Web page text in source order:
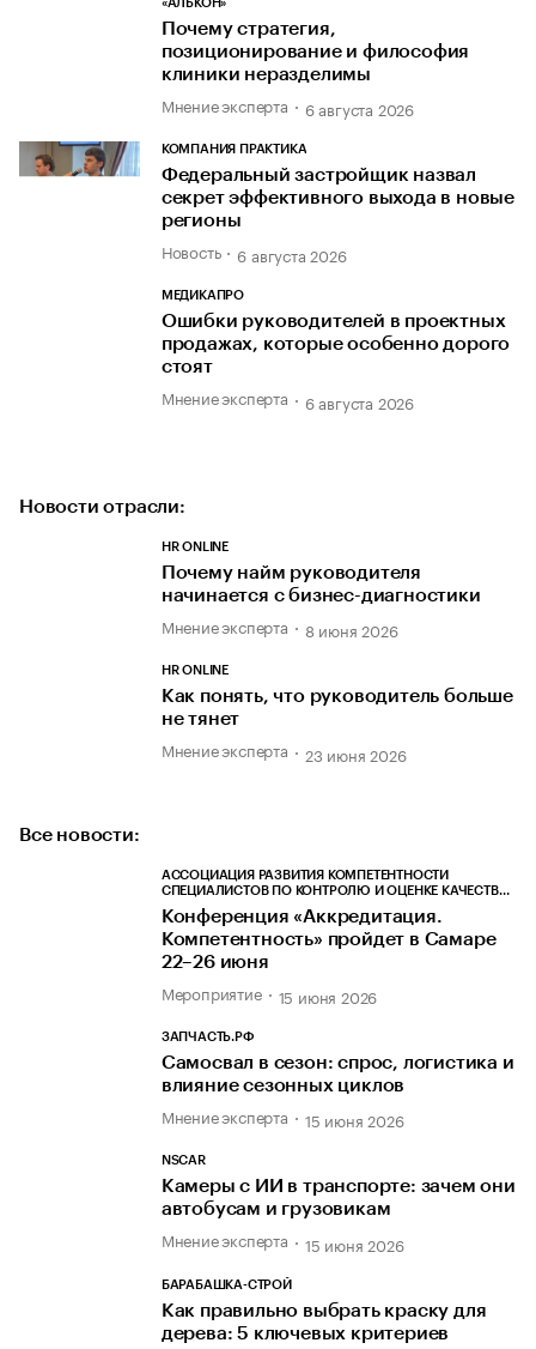
«АЛЬКОН»
Почему стратегия,
позиционирование и философия
клиники неразделимы
Мнение эксперта 6 августа 2026
КОМПАНИЯ ПРАКТИКА
Федеральный застройщик назвал
секрет эффективного выхода в новые
регионы
Новость 6 августа 2026
МЕДИКАПРО
Ошибки руководителей в проектных
продажах, которые особенно дорого
стоят
Мнение эксперта 6 августа 2026
Новости отрасли:
HR ONLINE
Почему найм руководителя
начинается с бизнес-диагностики
Мнение эксперта 8 июня 2026
HR ONLINE
Как понять, что руководитель больше
не тянет
Мнение эксперта 23 июня 2026
Все новости:
АССОЦИАЦИЯ РАЗВИТИЯ КОМПЕТЕНТНОСТИ
СПЕЦИАЛИСТОВ ПО КОНТРОЛЮ И ОЦЕНКЕ КАЧЕСТВА
ПРОДУКЦИИ «КОМПЕТЕНТНОСТЬ И КАЧЕСТВО»
Конференция «Аккредитация.
Компетентность» пройдет в Самаре
22–26 июня
Мероприятие 15 июня 2026
ЗАПЧАСТЬ.РФ
Самосвал в сезон: спрос, логистика и
влияние сезонных циклов
Мнение эксперта 15 июня 2026
NSCAR
Камеры с ИИ в транспорте: зачем они
автобусам и грузовикам
Мнение эксперта 15 июня 2026
БАРАБАШКА-СТРОЙ
Как правильно выбрать краску для
дерева: 5 ключевых критериев